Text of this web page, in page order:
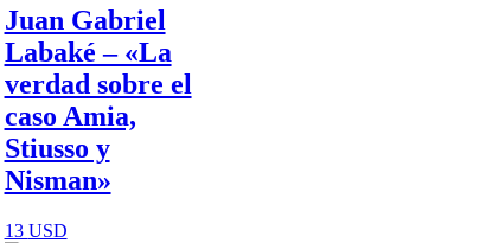
Juan Gabriel
Labaké – «La
verdad sobre el
caso Amia,
Stiusso y
Nisman»
13 USD